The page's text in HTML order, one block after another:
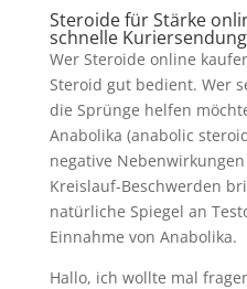
Steroide für Stärke
schnelle
Wer Steroide online
Steroid gut bedient. Wer
die Sprünge helfen
Anabolika (anabolic
negative
Kreislauf-Beschwerden
natürliche Spiegel an
Einnahme von Anabolika.
Hallo, ich wollte mal